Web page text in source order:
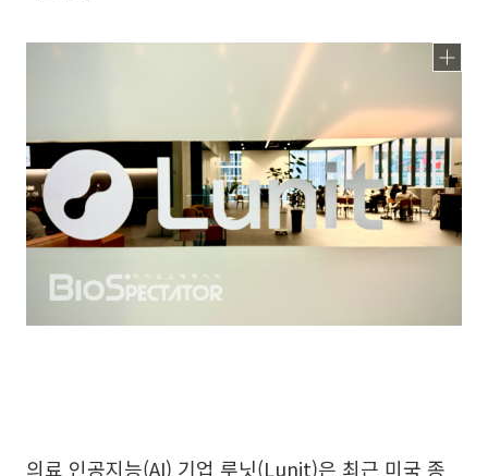
의료 인공지능(AI) 기업 루닛(Lunit)은 최근 미국 종